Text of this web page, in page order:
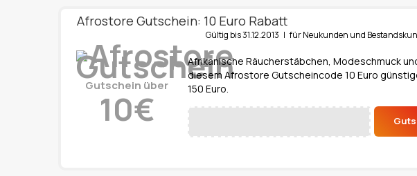
Afrostore Gutschein: 10 Euro Rabatt
Gültig bis 31.12.2013 | für Neukunden und
Gutschein über
10€
Afrikanische Räucherstäbchen, Modeschmuck
diesem Afrostore Gutscheincode 10 Euro
150 Euro.